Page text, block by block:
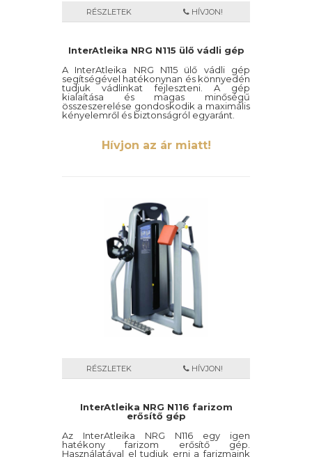
RÉSZLETEK HÍVJON!
InterAtleika NRG N115 ülő vádli gép
A InterAtleika NRG N115 ülő vádli gép
segítségével hatékonynan és könnyedén
tudjuk vádlinkat fejleszteni. A gép
kialaítása és magas minőségű
összeszerelése gondoskodik a maximális
kényelemről és biztonságról egyaránt.
Hívjon az ár miatt!
RÉSZLETEK HÍVJON!
InterAtleika NRG N116 farizom
erősítő gép
Az InterAtleika NRG N116 egy igen
hatékony farizom erősítő gép.
Használatával el tudjuk erni a farizmaink